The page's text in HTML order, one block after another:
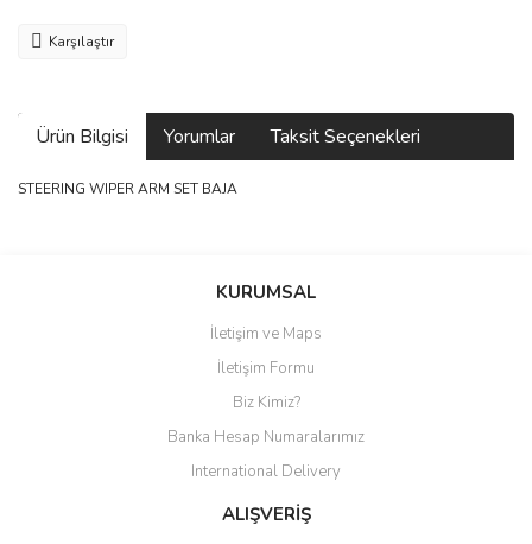
Karşılaştır
Ürün Bilgisi Yorumlar Taksit Seçenekleri
STEERING WIPER ARM SET BAJA
Bu ürüne ilk yorumu siz yapın!
Yorum Yaz
KURUMSAL
İletişim ve Maps
İletişim Formu
Biz Kimiz?
Banka Hesap Numaralarımız
International Delivery
ALIŞVERİŞ